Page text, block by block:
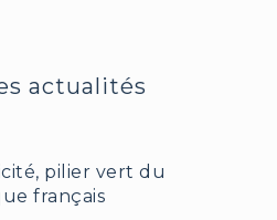
actualités
pilier vert du
français